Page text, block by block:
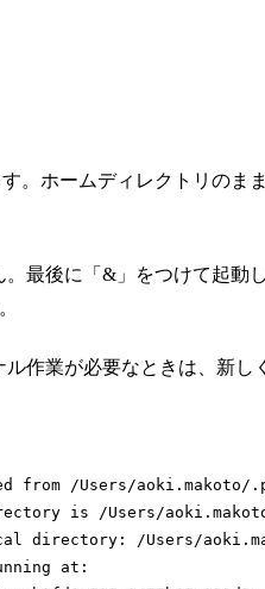
。ホームディレクトリのま
最後に「&」をつけて起動
作業が必要なときは、新し
from /Users/
is /Users/
directory: /Users/
at: